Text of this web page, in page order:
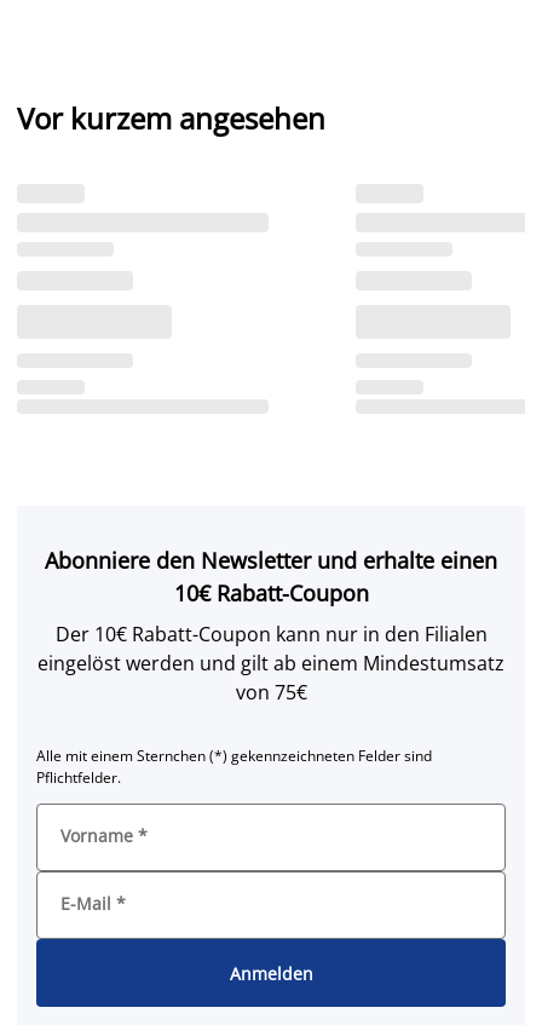
Vor kurzem angesehen
Abonniere den Newsletter und erhalte einen
10€ Rabatt-Coupon
Der 10€ Rabatt-Coupon kann nur in den Filialen
eingelöst werden und gilt ab einem Mindestumsatz
von 75€
Alle mit einem Sternchen (*) gekennzeichneten Felder sind
Pflichtfelder.
Vorname *
E-Mail *
Anmelden